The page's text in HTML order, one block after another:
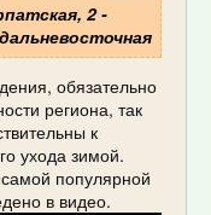
2 -
обязательно
региона, так
к
ухода зимой.
популярной
в видео.